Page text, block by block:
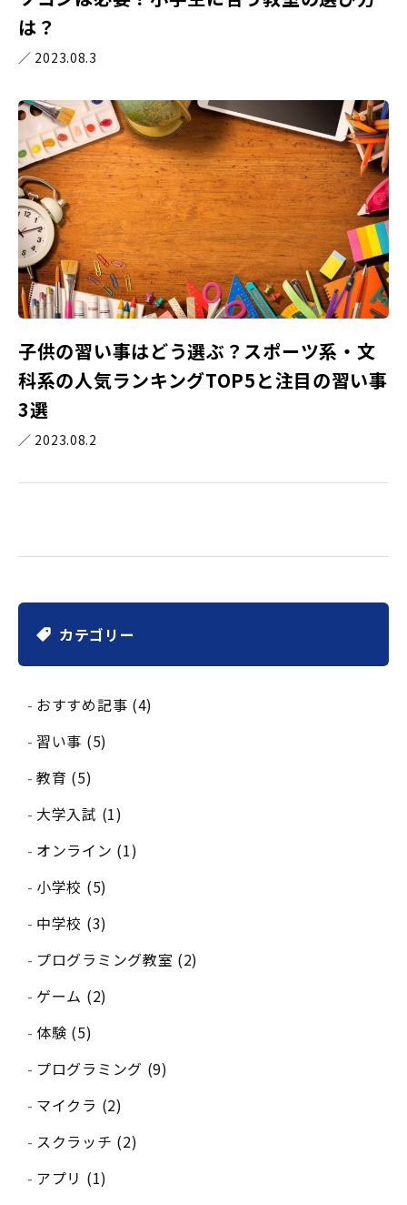
は？
／ 2023.08.3
子供の習い事はどう選ぶ？スポーツ系・文
科系の人気ランキングTOP5と注目の習い事
3選
／ 2023.08.2
カテゴリー
おすすめ記事 (4)
習い事 (5)
教育 (5)
大学入試 (1)
オンライン (1)
小学校 (5)
中学校 (3)
プログラミング教室 (2)
ゲーム (2)
体験 (5)
プログラミング (9)
マイクラ (2)
スクラッチ (2)
アプリ (1)